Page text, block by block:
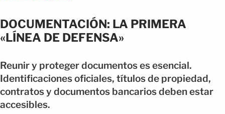
DOCUMENTACIÓN: LA PRIMERA
«LÍNEA DE DEFENSA»
Reunir y proteger documentos es esencial.
Identificaciones oficiales, títulos de propiedad,
contratos y documentos bancarios deben estar
accesibles.